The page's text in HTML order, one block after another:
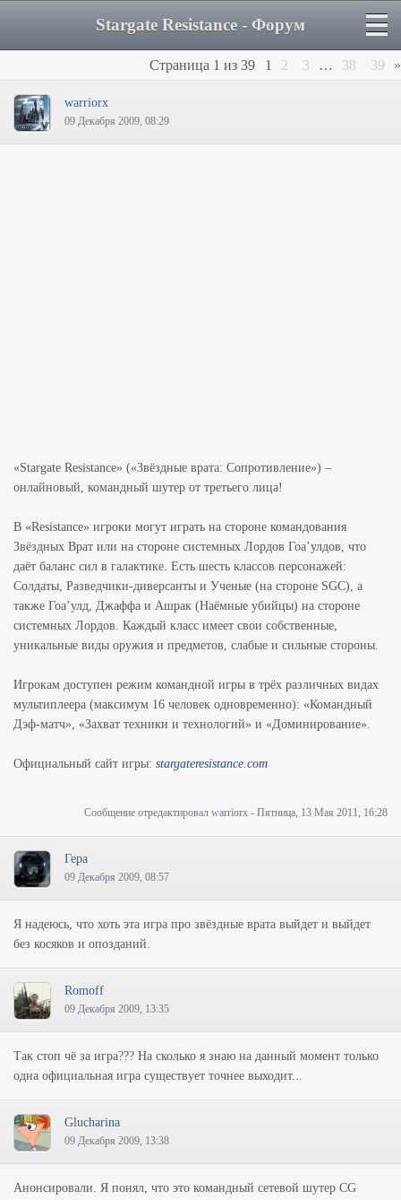
Stargate Resistance - Форум
Страница 1 из 39 1 2 3 … 38 39 »
warriorx
09 Декабря 2009, 08:29
«Stargate Resistance» («Звёздные врата: Сопротивление») –
онлайновый, командный шутер от третьего лица!
В «Resistance» игроки могут играть на стороне командования
Звёздных Врат или на стороне системных Лордов Гоа’улдов, что
даёт баланс сил в галактике. Есть шесть классов персонажей:
Солдаты, Разведчики-диверсанты и Ученые (на стороне SGC), а
также Гоа’улд, Джаффа и Ашрак (Наёмные убийцы) на стороне
системных Лордов. Каждый класс имеет свои собственные,
уникальные виды оружия и предметов, слабые и сильные стороны.
Игрокам доступен режим командной игры в трёх различных видах
мультиплеера (максимум 16 человек одновременно): «Командный
Дэф-матч», «Захват техники и технологий» и «Доминирование».
Официальный сайт игры: stargateresistance.com
Сообщение отредактировал warriorx - Пятница, 13 Мая 2011, 16:28
Гера
09 Декабря 2009, 08:57
Я надеюсь, что хоть эта игра про звёздные врата выйдет и выйдет
без косяков и опозданий.
Romoff
09 Декабря 2009, 13:35
Так стоп чё за игра??? На сколько я знаю на данный момент только
одна официальная игра существует точнее выходит...
Glucharina
09 Декабря 2009, 13:38
Анонсировали. Я понял, что это командный сетевой шутер CG